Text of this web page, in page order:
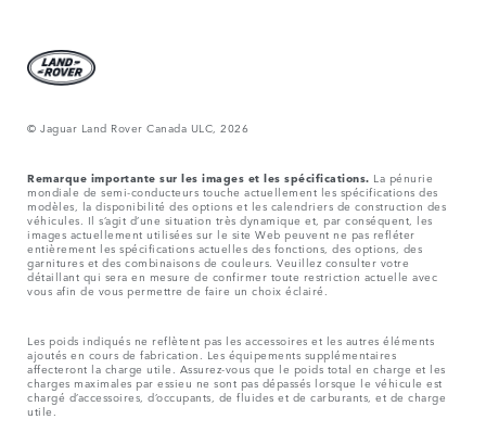
© Jaguar Land Rover Canada ULC, 2026
Remarque importante sur les images et les spécifications. La pénurie
mondiale de semi-conducteurs touche actuellement les spécifications des
modèles, la disponibilité des options et les calendriers de construction des
véhicules. Il s’agit d’une situation très dynamique et, par conséquent, les
images actuellement utilisées sur le site Web peuvent ne pas refléter
entièrement les spécifications actuelles des fonctions, des options, des
garnitures et des combinaisons de couleurs. Veuillez consulter votre
détaillant qui sera en mesure de confirmer toute restriction actuelle avec
vous afin de vous permettre de faire un choix éclairé.
Les poids indiqués ne reflètent pas les accessoires et les autres éléments
ajoutés en cours de fabrication. Les équipements supplémentaires
affecteront la charge utile. Assurez-vous que le poids total en charge et les
charges maximales par essieu ne sont pas dépassés lorsque le véhicule est
chargé d’accessoires, d’occupants, de fluides et de carburants, et de charge
utile.